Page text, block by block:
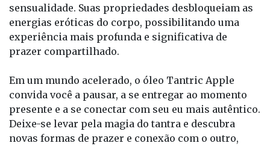
sensualidade. Suas propriedades desbloqueiam as
energias eróticas do corpo, possibilitando uma
experiência mais profunda e significativa de
prazer compartilhado.
Em um mundo acelerado, o óleo Tantric Apple
convida você a pausar, a se entregar ao momento
presente e a se conectar com seu eu mais autêntico.
Deixe-se levar pela magia do tantra e descubra
novas formas de prazer e conexão com o outro,